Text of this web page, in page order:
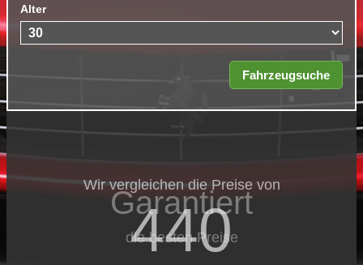
Alter
Wir vergleichen die Preise von
440
Garantiert
die besten Preise